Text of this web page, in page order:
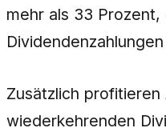
mehr als 33 Prozent,
Zusätzlich
wiederkehrenden